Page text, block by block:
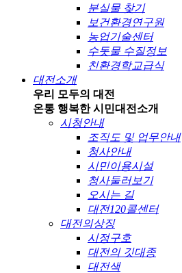
분실물 찾기
보건환경연구원
농업기술센터
수돗물 수질정보
친환경학교급식
대전소개
우리 모두의 대전
온통 행복한 시민대전소개
시청안내
조직도 및 업무안내
청사안내
시민이용시설
청사둘러보기
오시는 길
대전120콜센터
대전의상징
시정구호
대전의 깃대종
대전색